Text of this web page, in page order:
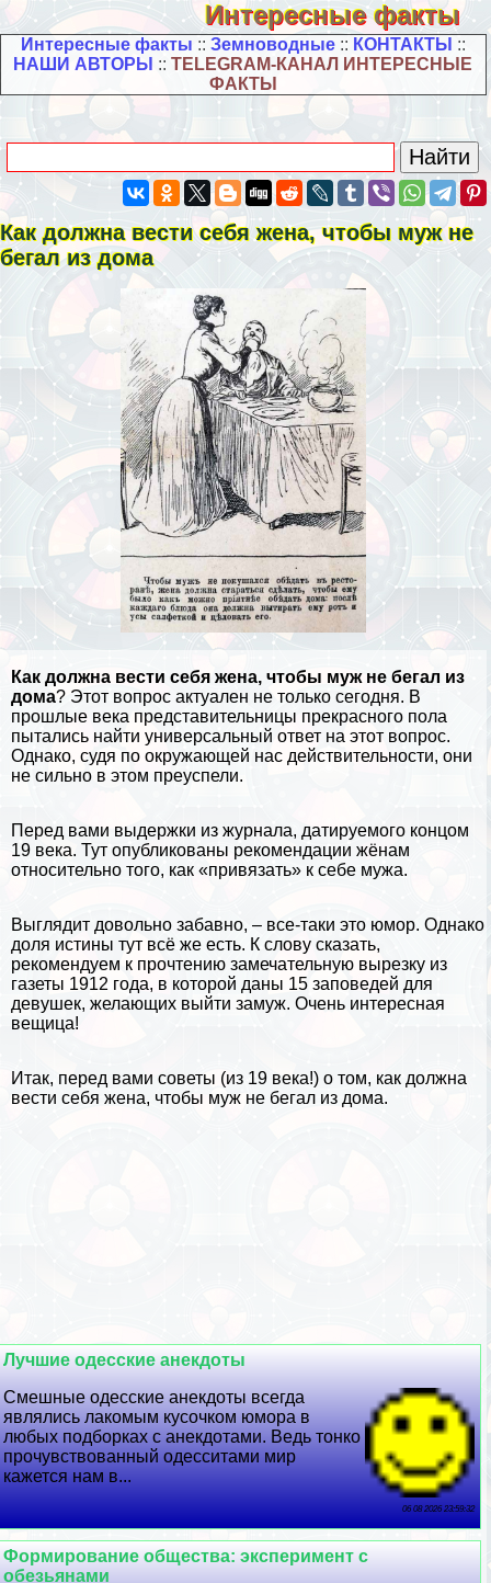
Интересные факты
Интересные факты :: Земноводные:: КОНТАКТЫ ::
НАШИ АВТОРЫ ::TELEGRAM-КАНАЛ ИНТЕРЕСНЫЕ
ФАКТЫ
Как должна вести себя жена, чтобы муж не
бегал из дома
Как должна вести себя жена, чтобы муж не бегал из
дома? Этот вопрос актуален не только сегодня. В
прошлые века представительницы прекрасного пола
пытались найти универсальный ответ на этот вопрос.
Однако, судя по окружающей нас действительности, они
не сильно в этом преуспели.
Перед вами выдержки из журнала, датируемого концом
19 века. Тут опубликованы рекомендации жёнам
относительно того, как «привязать» к себе мужа.
Выглядит довольно забавно, – все-таки это юмор. Однако
доля истины тут всё же есть. К слову сказать,
рекомендуем к прочтению замечательную вырезку из
газеты 1912 года, в которой даны 15 заповедей для
дeвyшек, желающих выйти замуж. Очень интересная
вещица!
Итак, перед вами советы (из 19 века!) о том, как должна
вести себя жена, чтобы муж не бегал из дома.
Лучшие одесские анекдоты
Смешные одесские анекдоты всегда
являлись лакомым кусочком юмора в
любых подборках с анекдотами. Ведь тонко
прочувствованный одесситами мир
кажется нам в...
06 08 2026 23:59:32
Формирование общества: эксперимент с
обезьянами